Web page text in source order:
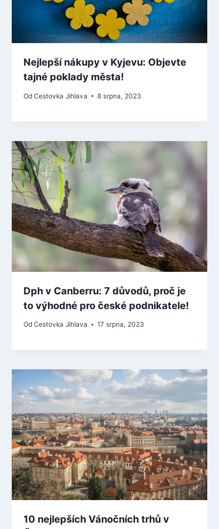
Nejlepší nákupy v Kyjevu: Objevte
tajné poklady města!
OdCestovka Jihlava 8 srpna, 2023
Dph v Canberru: 7 důvodů, proč je
to výhodné pro české podnikatele!
OdCestovka Jihlava 17 srpna, 2023
10 nejlepších Vánočních trhů v